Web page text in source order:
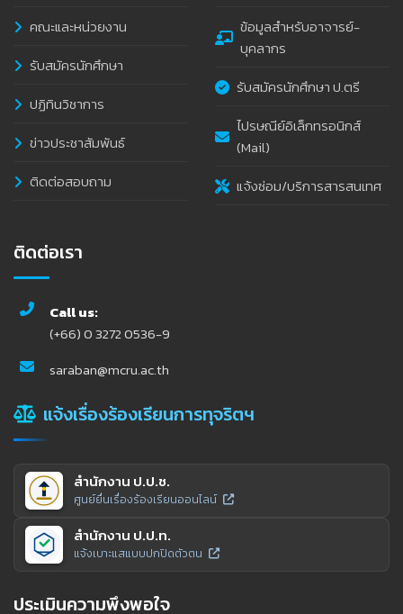
คณะและหน่วยงาน
รับสมัครนักศึกษา
ปฏิทินวิชาการ
ข่าวประชาสัมพันธ์
ติดต่อสอบถาม
ข้อมูลสำหรับอาจารย์-
บุคลากร
รับสมัครนักศึกษา ป.ตรี
ไปรษณีย์อิเล็กทรอนิกส์
(Mail)
แจ้งซ่อม/บริการสารสนเทศ
ติดต่อเรา
Call us:
(+66) 0 3272 0536-9
saraban@mcru.ac.th
แจ้งเรื่องร้องเรียนการทุจริตฯ
สำนักงาน ป.ป.ช.
ศูนย์ยื่นเรื่องร้องเรียนออนไลน์
สำนักงาน ป.ป.ท.
แจ้งเบาะแสแบบปกปิดตัวตน
ประเมินความพึงพอใจ